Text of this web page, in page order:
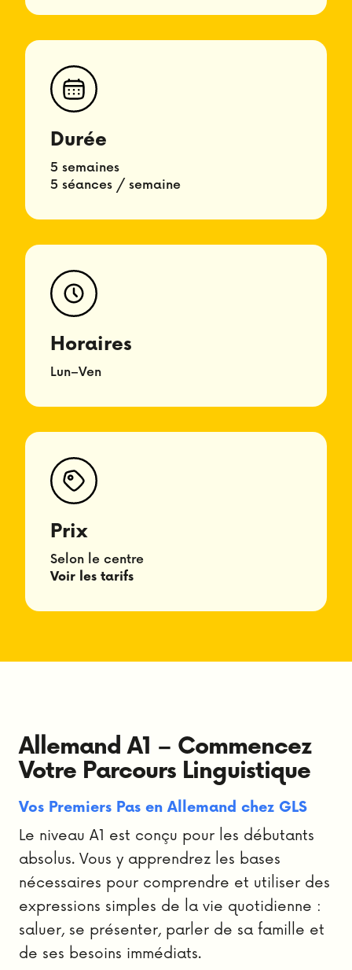
Durée
5 semaines
5 séances / semaine
Horaires
Lun–Ven
Prix
Selon le centre
Voir les tarifs
Allemand A1 – Commencez
Votre Parcours Linguistique
Vos Premiers Pas en Allemand chez GLS
Le niveau A1 est conçu pour les débutants
absolus. Vous y apprendrez les bases
nécessaires pour comprendre et utiliser des
expressions simples de la vie quotidienne :
saluer, se présenter, parler de sa famille et
de ses besoins immédiats.